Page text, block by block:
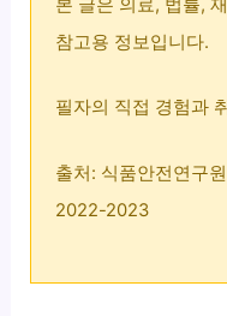
본 글은 의료, 법률,
참고용 정보입니다.
필자의 직접 경험과
출처: 식품안전연구
2022-2023